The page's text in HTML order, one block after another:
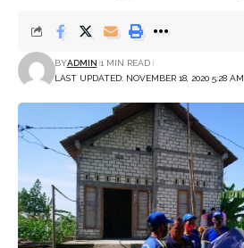
LAST UPDATED: NOVEMBER 18, 2020 5:28 AM
BYADMIN 1 MIN READ